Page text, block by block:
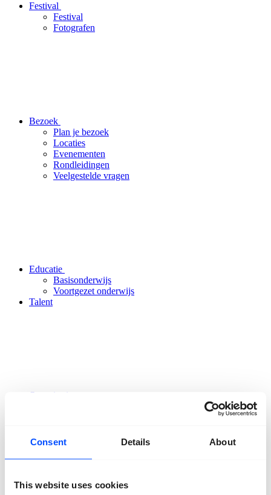
Consent Details About
This website uses cookies
Festival
Festival
Fotografen
Bezoek
Plan je bezoek
Locaties
Evenementen
Rondleidingen
Veelgestelde vragen
Educatie
Basisonderwijs
Voortgezet onderwijs
Talent
Organisatie
Partners
ANBI
Pers